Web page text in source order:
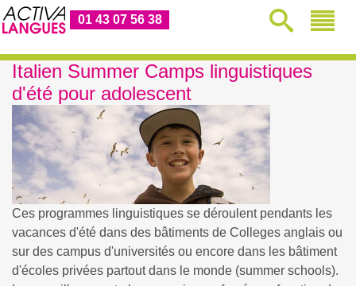
01 43 07 56 38
Italien Summer Camps linguistiques
d'été pour adolescent
Ces programmes linguistiques se déroulent pendants les
vacances d'été dans des bâtiments de Colleges anglais ou
sur des campus d'universités ou encore dans les bâtiment
d'écoles privées partout dans le monde (summer schools).